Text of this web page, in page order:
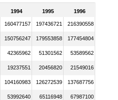
1994 1995 1996
160477157 197436721 216390558
150756247 179553858 177454804
42365962 51301562 53589562
19237551 20456820 21549016
104160983 126272539 137687756
53992640 65116948 67987100